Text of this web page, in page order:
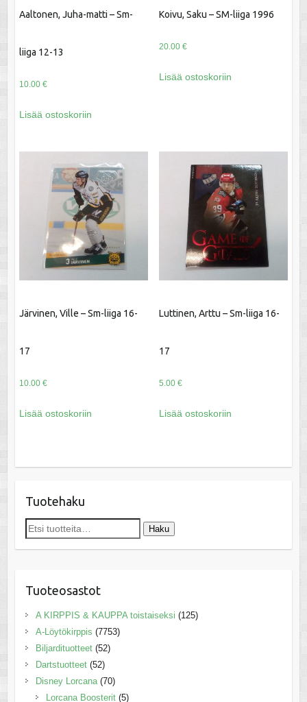
Aaltonen, Juha-matti – Sm-
liiga 12-13
10.00 €
Lisää ostoskoriin
Koivu, Saku – SM-liiga 1996
20.00 €
Lisää ostoskoriin
Järvinen, Ville – Sm-liiga 16-
17
10.00 €
Lisää ostoskoriin
Luttinen, Arttu – Sm-liiga 16-
17
5.00 €
Lisää ostoskoriin
Tuotehaku
Etsi: Haku
Tuoteosastot
A KIRPPIS & KAUPPA toistaiseksi (125)
A-Löytökirppis (7753)
Biljardituotteet (52)
Dartstuotteet (52)
Disney Lorcana (70)
Lorcana Boosterit (5)